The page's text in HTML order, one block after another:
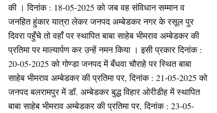
की । दिनांक : 18-05-2025 को जब वह संविधान सम्मान व
जनहित हुंकार यात्रा लेकर जनपद अम्बेडकर नगर के रसूल पुर
दिवरा पहुँचे तो वहाँ पर स्थापित बाबा साहेब भीमराव अम्बेडकर की
प्रतिमा पर माल्यार्पण कर उन्हें नमन किया । इसी प्रकार दिनांक :
20-05-2025 को गोण्डा जनपद में बँधवा चौराहे पर स्थित बाबा
साहेब भीमराव अम्बेडकर की प्रतिमा पर, दिनांक : 21-05-2025 को
जनपद बलरामपुर में डॉ. अम्बेडकर बुद्ध विहार ओरीडीह में स्थापित
बाबा साहेब भीमराव अम्बेडकर की प्रतिमा पर, दिनांक : 23-05-